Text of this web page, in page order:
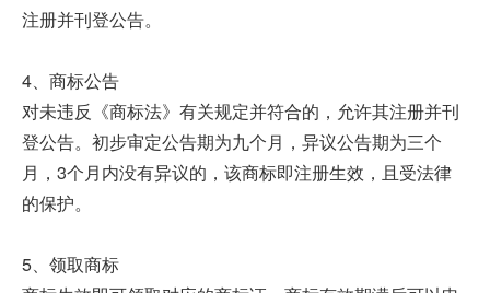
注册并刊登公告。
4、商标公告
对未违反《商标法》有关规定并符合的，允许其注册并刊
登公告。初步审定公告期为九个月，异议公告期为三个
月，3个月内没有异议的，该商标即注册生效，且受法律
的保护。
5、领取商标